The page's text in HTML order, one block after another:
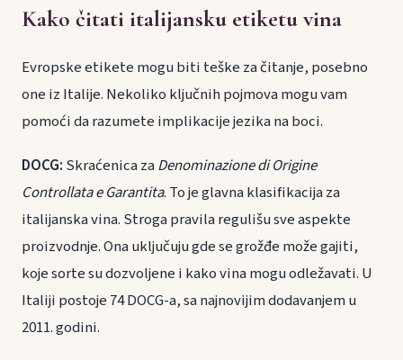
Kako čitati italijansku etiketu vina
Evropske etikete mogu biti teške za čitanje, posebno
one iz Italije. Nekoliko ključnih pojmova mogu vam
pomoći da razumete implikacije jezika na boci.
DOCG: Skraćenica zaDenominazione di Origine
Controllata e Garantita. To je glavna klasifikacija za
italijanska vina. Stroga pravila regulišu sve aspekte
proizvodnje. Ona uključuju gde se grožđe može gajiti,
koje sorte su dozvoljene i kako vina mogu odležavati. U
Italiji postoje 74 DOCG-a, sa najnovijim dodavanjem u
2011. godini.